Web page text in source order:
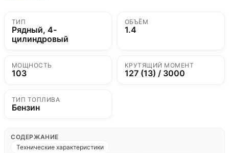
ТИП
Рядный, 4-
цилиндровый
ОБЪЁМ
1.4
МОЩНОСТЬ
103
КРУТЯЩИЙ МОМЕНТ
127 (13) / 3000
ТИП ТОПЛИВА
Бензин
СОДЕРЖАНИЕ
Технические характеристики